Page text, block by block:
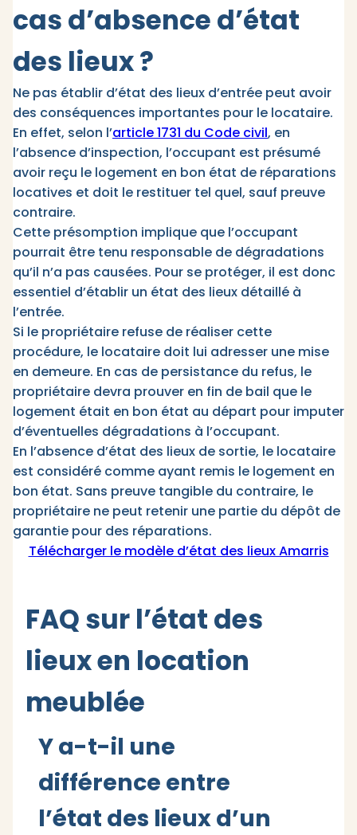
cas d’absence d’état
des lieux ?
Ne pas établir d’état des lieux d’entrée peut avoir
des conséquences importantes pour le locataire.
En effet, selon l’article 1731 du Code civil, en
l’absence d’inspection, l’occupant est présumé
avoir reçu le logement en bon état de réparations
locatives et doit le restituer tel quel, sauf preuve
contraire.​
Cette présomption implique que l’occupant
pourrait être tenu responsable de dégradations
qu’il n’a pas causées. Pour se protéger, il est donc
essentiel d’établir un état des lieux détaillé à
l’entrée.
Si le propriétaire refuse de réaliser cette
procédure, le locataire doit lui adresser une mise
en demeure. En cas de persistance du refus, le
propriétaire devra prouver en fin de bail que le
logement était en bon état au départ pour imputer
d’éventuelles dégradations à l’occupant. ​
En l’absence d’état des lieux de sortie, le locataire
est considéré comme ayant remis le logement en
bon état. Sans preuve tangible du contraire, le
propriétaire ne peut retenir une partie du dépôt de
garantie pour des réparations.
Télécharger le modèle d’état des lieux Amarris
FAQ sur l’état des
lieux en location
meublée
Y a-t-il une
différence entre
l’état des lieux d’un